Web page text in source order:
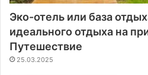
Эко-отель или база
идеального отдыха на
Путешествие
25.03.2025